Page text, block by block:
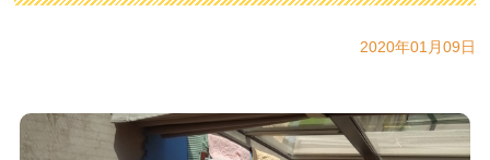
2020年01月09日